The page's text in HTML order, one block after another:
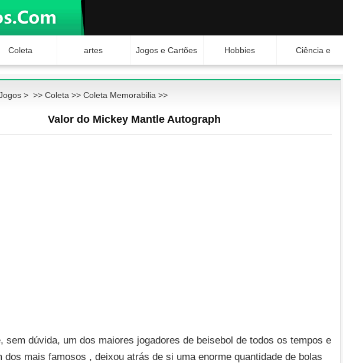
Coleta artes Jogos e Cartões Hobbies Ciência e
Natureza
> >> Coleta >> Coleta Memorabilia >>
Valor do Mickey Mantle Autograph
sem dúvida, um dos maiores jogadores de beisebol de todos os tempos e
dos mais famosos , deixou atrás de si uma enorme quantidade de bolas